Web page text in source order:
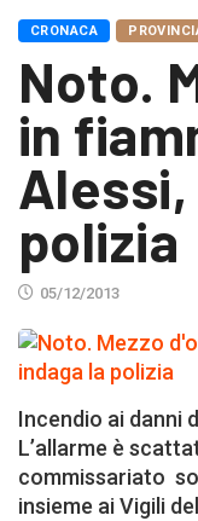
CRONACA
Noto.
in
Alessi,
polizia
05/12/2013
Incendio ai danni
L’allarme è
commissariato
insieme ai Vigili